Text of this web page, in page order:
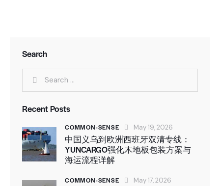
Search
Recent Posts
COMMON-SENSE May 19, 2026
中国义乌到欧洲西班牙双清专线：
YUNCARGO强化木地板包装方案与
海运流程详解
COMMON-SENSE May 17, 2026